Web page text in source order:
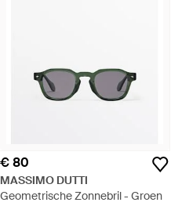
€ 80
MASSIMO DUTTI
Geometrische Zonnebril - Groen